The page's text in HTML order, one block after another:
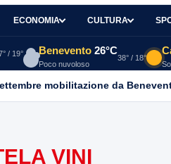
ECONOMIA CULTURA
/ 19° Benevento 26°C
Poco nuvoloso
38° / 18°
mobilitazione da
VINI